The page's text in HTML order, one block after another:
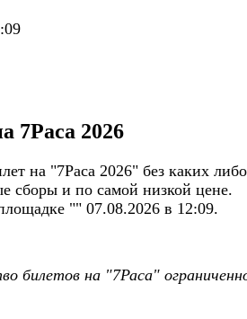
7Раса 2026
на "7Раса 2026" без каких либо
сборы и по самой низкой цене.
"" 07.08.2026 в 12:09.
билетов на "7Раса"